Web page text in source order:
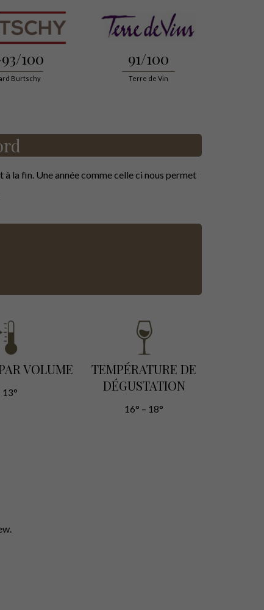
100
Burtschy
91/100
Terre de Vin
la fin. Une année comme celle­ ci nous permet
VOLUME
13°
TEMPÉRATURE DE
DÉGUSTATION
16° – 18°